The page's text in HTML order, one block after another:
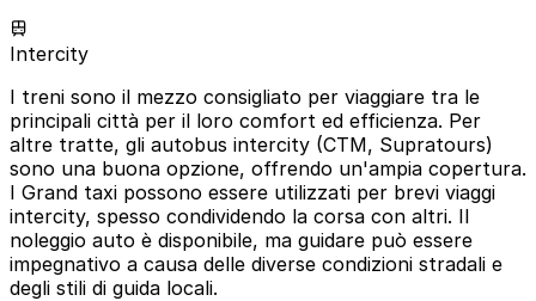
Intercity
I treni sono il mezzo consigliato per viaggiare tra le
principali città per il loro comfort ed efficienza. Per
altre tratte, gli autobus intercity (CTM, Supratours)
sono una buona opzione, offrendo un'ampia copertura.
I Grand taxi possono essere utilizzati per brevi viaggi
intercity, spesso condividendo la corsa con altri. Il
noleggio auto è disponibile, ma guidare può essere
impegnativo a causa delle diverse condizioni stradali e
degli stili di guida locali.